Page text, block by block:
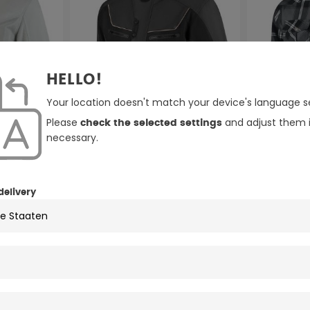
HELLO!
Your location doesn't match your device's language
Please check the selected settingsand adjust them
necessary.